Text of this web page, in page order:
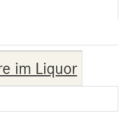
im Liquor